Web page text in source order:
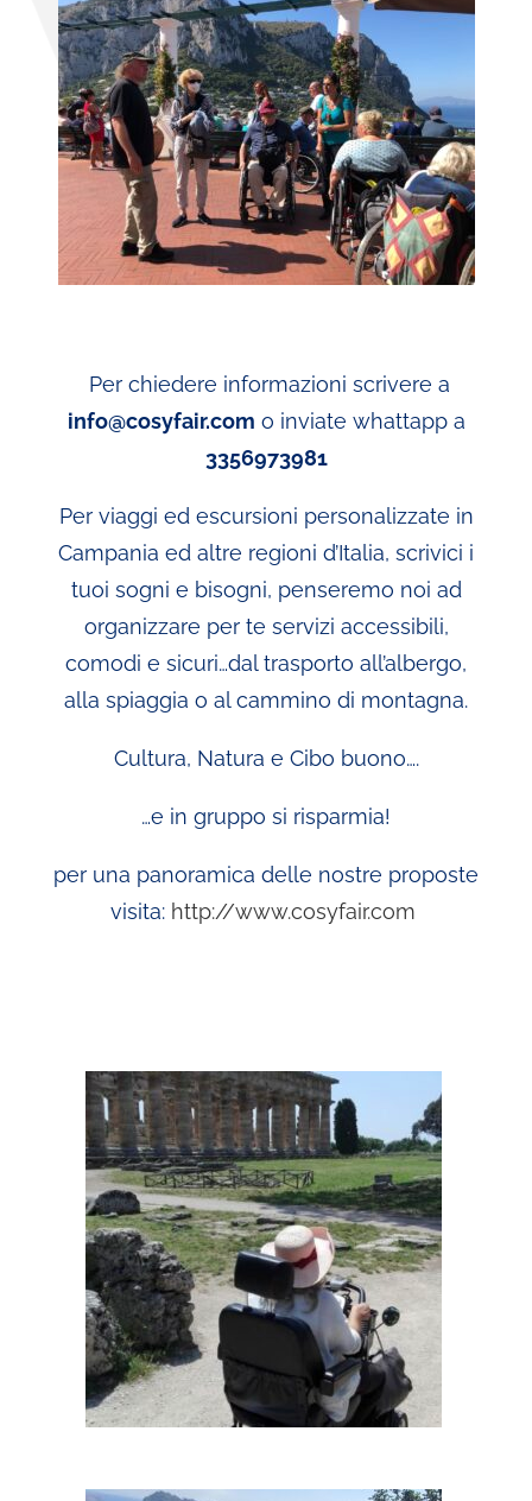
Per chiedere informazioni scrivere a
info@cosyfair.com o inviate whattapp a
3356973981
Per viaggi ed escursioni personalizzate in
Campania ed altre regioni d’Italia, scrivici i
tuoi sogni e bisogni, penseremo noi ad
organizzare per te servizi accessibili,
comodi e sicuri…dal trasporto all’albergo,
alla spiaggia o al cammino di montagna.
Cultura, Natura e Cibo buono….
…e in gruppo si risparmia!
per una panoramica delle nostre proposte
visita: http://www.cosyfair.com